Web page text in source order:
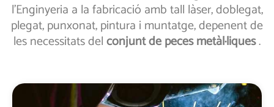
l’Enginyeria a la fabricació amb tall làser, doblegat,
plegat, punxonat, pintura i muntatge, depenent de
les necessitats delconjunt de peces metàl·liques.